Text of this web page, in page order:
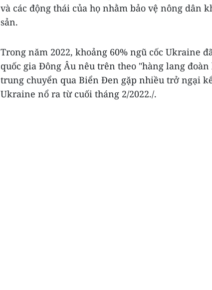
và các động thái của họ nhằm bảo vệ nông dân
sản.
Trong năm 2022, khoảng 60% ngũ cốc Ukraine
quốc gia Đông Âu nêu trên theo "hàng lang
trung chuyển qua Biển Đen gặp nhiều trở ngại
Ukraine nổ ra từ cuối tháng 2/2022./.